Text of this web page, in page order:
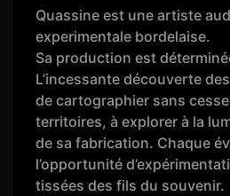
Quassine est une artiste
experimentale bordelaise.
Sa production est
L’incessante découverte
de cartographier sans
territoires, à explorer à la
de sa fabrication. Chaque
l’opportunité
tissées des fils du souvenir.